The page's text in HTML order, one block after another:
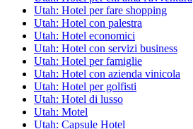
Utah: Hotel per fare shopping
Utah: Hotel con palestra
Utah: Hotel economici
Utah: Hotel con servizi business
Utah: Hotel per famiglie
Utah: Hotel con azienda vinicola
Utah: Hotel per golfisti
Utah: Hotel di lusso
Utah: Motel
Utah: Capsule Hotel